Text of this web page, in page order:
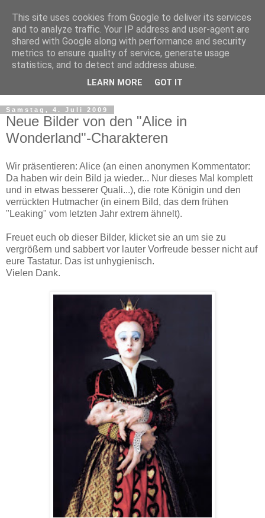
Samstag, 4. Juli 2009
Neue Bilder von den "Alice in
Wonderland"-Charakteren
Wir präsentieren: Alice (an einen anonymen Kommentator:
Da haben wir dein Bild ja wieder... Nur dieses Mal komplett
und in etwas besserer Quali...), die rote Königin und den
verrückten Hutmacher (in einem Bild, das dem frühen
"Leaking" vom letzten Jahr extrem ähnelt).
Freuet euch ob dieser Bilder, klicket sie an um sie zu
vergrößern und sabbert vor lauter Vorfreude besser nicht auf
eure Tastatur. Das ist unhygienisch.
Vielen Dank.
This site uses cookies from Google to deliver its services
and to analyze traffic. Your IP address and user-agent are
shared with Google along with performance and security
metrics to ensure quality of service, generate usage
statistics, and to detect and address abuse.
LEARN MORE GOT IT